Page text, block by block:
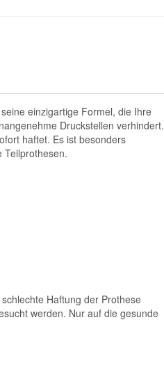
einzigartige Formel, die Ihre
Druckstellen verhindert.
haftet. Es ist besonders
Teilprothesen.
Haftung der Prothese
werden. Nur auf die gesunde